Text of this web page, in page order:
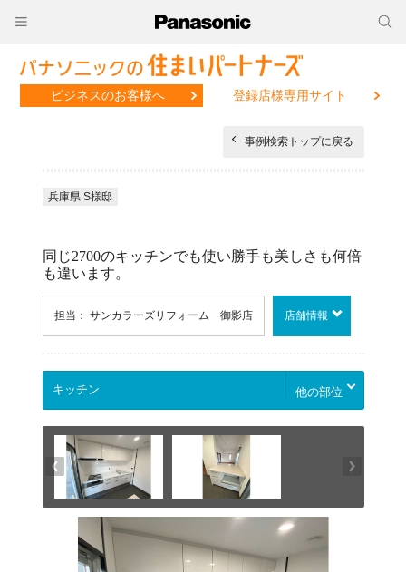
ビジネスのお客様へ 登録店様専用サイト
事例検索トップに戻る
兵庫県 S様邸
同じ2700のキッチンでも使い勝手も美しさも何倍
も違います。
担当： サンカラーズリフォーム 御影店 店舗情報
他の部位